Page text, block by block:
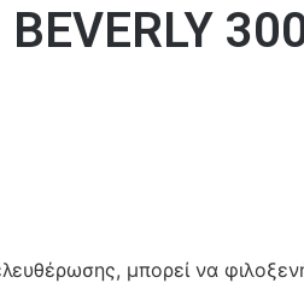
ΒEVERLY
μπορεί να